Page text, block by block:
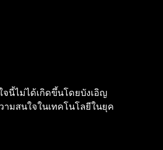
นี้ไม่ได้เกิดขึ้นโดยบังเอิญ
ามสนใจในเทคโนโลยีในยุค